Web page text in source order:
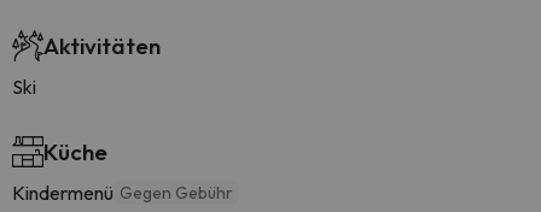
Aktivitäten
Ski
Küche
Kindermenü Gegen Gebühr